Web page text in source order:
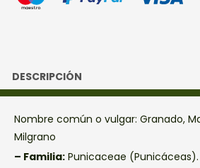
DESCRIPCIÓN
Nombre común o vulgar: Granado,
Milgrano
– Familia: Punicaceae (Punicáceas).